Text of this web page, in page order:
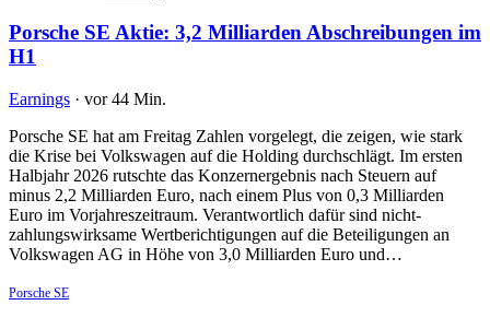
Porsche SE Aktie: 3,2 Milliarden Abschreibungen im
H1
Earnings · vor 44 Min.
Porsche SE hat am Freitag Zahlen vorgelegt, die zeigen, wie stark
die Krise bei Volkswagen auf die Holding durchschlägt. Im ersten
Halbjahr 2026 rutschte das Konzernergebnis nach Steuern auf
minus 2,2 Milliarden Euro, nach einem Plus von 0,3 Milliarden
Euro im Vorjahreszeitraum. Verantwortlich dafür sind nicht-
zahlungswirksame Wertberichtigungen auf die Beteiligungen an
Volkswagen AG in Höhe von 3,0 Milliarden Euro und…
Porsche SE